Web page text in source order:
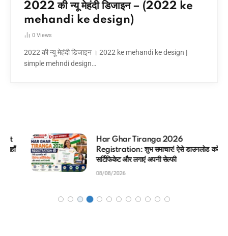
2022 की न्यू मेहंदी डिजाइन – (2022 ke
mehandi ke design)
0 Views
2022 की न्यू मेहंदी डिजाइन । 2022 ke mehandi ke design |
simple mehndi design…
Har Ghar Tiranga 2026
Registration: शुभ समाचार! ऐसे डाउनलोड करें तिरंगा
सर्टिफिकेट और लगाएं अपनी सेल्फी
08/08/2026